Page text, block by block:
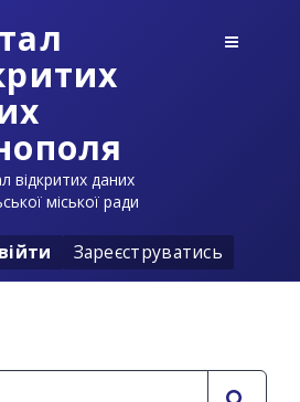
відкритих даних
міської ради
Зареєструватись